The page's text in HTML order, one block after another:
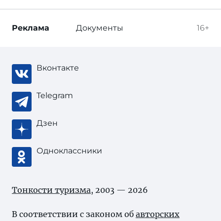
16+
Реклама Документы
Вконтакте
Telegram
Дзен
Одноклассники
Тонкости туризма, 2003 — 2026
В соответствии с законом об авторских